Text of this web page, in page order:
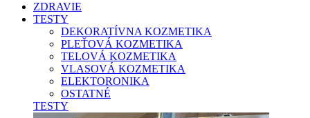
ZDRAVIE
TESTY
DEKORATÍVNA KOZMETIKA
PLEŤOVÁ KOZMETIKA
TELOVÁ KOZMETIKA
VLASOVÁ KOZMETIKA
ELEKTORONIKA
OSTATNÉ
TESTY